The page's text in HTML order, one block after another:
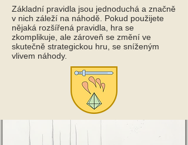
Základní pravidla jsou jednoduchá a značně
v nich záleží na náhodě. Pokud použijete
nějaká rozšířená pravidla, hra se
zkomplikuje, ale zároveň se změní ve
skutečně strategickou hru, se sníženým
vlivem náhody.